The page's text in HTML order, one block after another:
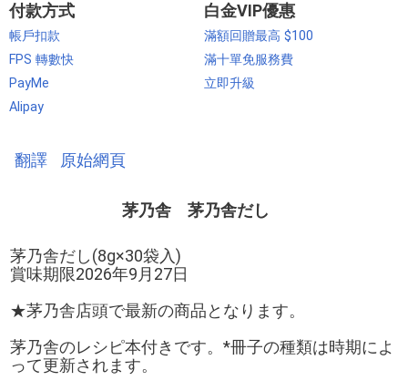
付款方式
帳戶扣款
FPS 轉數快
PayMe
Alipay
白金VIP優惠
滿額回贈最高 $100
滿十單免服務費
立即升級
翻譯 原始網頁
茅乃舎 茅乃舎だし
茅乃舎だし(8g×30袋入)
賞味期限2026年9月27日
★茅乃舎店頭で最新の商品となります。
茅乃舎のレシピ本付きです。*冊子の種類は時期によ
って更新されます。